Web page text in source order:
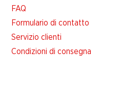
FAQ
Formulario di contatto
Servizio clienti
Condizioni di consegna